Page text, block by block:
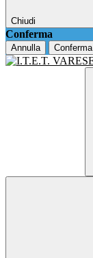
Chiudi
Conferma
Annulla Conferma